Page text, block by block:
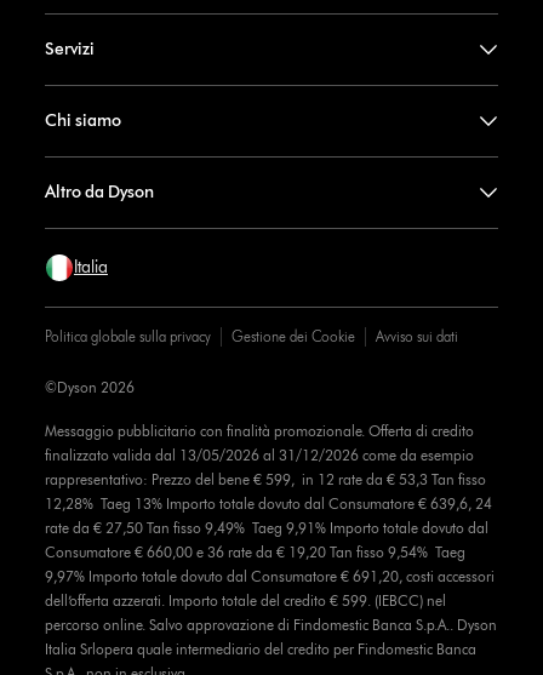
Servizi
Chi siamo
Altro da Dyson
Italia
Politica globale sulla privacy Gestione dei Cookie Avviso sui dati
Messaggio pubblicitario con finalità promozionale. Offerta di credito
finalizzato valida dal 13/05/2026 al 31/12/2026 come da esempio
rappresentativo: Prezzo del bene € 599, in 12 rate da € 53,3 Tan fisso
12,28% Taeg 13% Importo totale dovuto dal Consumatore € 639,6, 24
rate da € 27,50 Tan fisso 9,49% Taeg 9,91% Importo totale dovuto dal
Consumatore € 660,00 e 36 rate da € 19,20 Tan fisso 9,54% Taeg
9,97% Importo totale dovuto dal Consumatore € 691,20, costi accessori
dell’offerta azzerati. Importo totale del credito € 599. (IEBCC) nel
percorso online. Salvo approvazione di Findomestic Banca S.p.A.. Dyson
Italia Srlopera quale intermediario del credito per Findomestic Banca
©Dyson 2026